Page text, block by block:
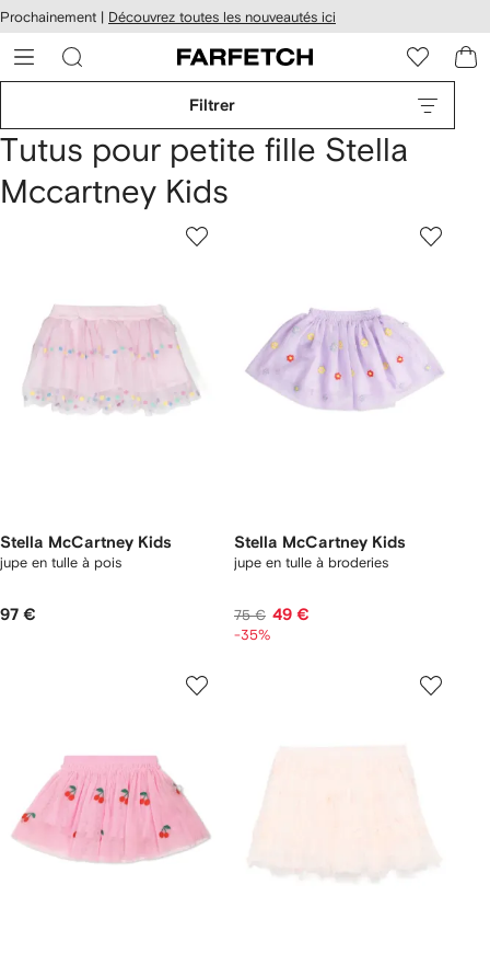
au
principal
Prochainement | Découvrez toutes les nouveautés ici
Filtrer
Tutus pour petite fille Stella
Mccartney Kids
Stella McCartney Kids
jupe en tulle à pois
97 €
Stella McCartney Kids
jupe en tulle à broderies
75 € 49 €
-35%